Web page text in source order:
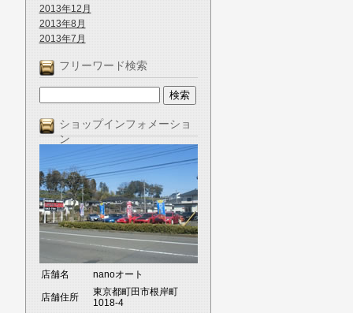
2013年12月
2013年8月
2013年7月
フリーワード検索
ショップインフォメーショ
ン
店舗名 nanoオート
店舗住所
東京都町田市根岸町
1018-4